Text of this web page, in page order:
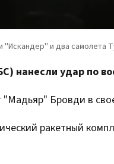
нанесли удар по
Бровди в
ракетный